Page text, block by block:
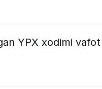
YPX xodimi vafot